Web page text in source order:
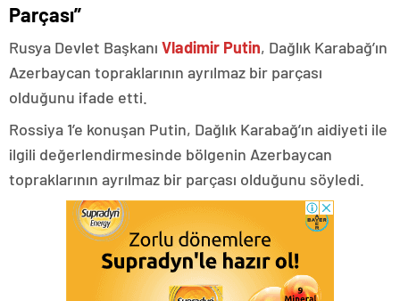
Parçası”
Rusya Devlet Başkanı Vladimir Putin, Dağlık Karabağ’ın
Azerbaycan topraklarının ayrılmaz bir parçası
olduğunu ifade etti.
Rossiya 1’e konuşan Putin, Dağlık Karabağ’ın aidiyeti ile
ilgili değerlendirmesinde bölgenin Azerbaycan
topraklarının ayrılmaz bir parçası olduğunu söyledi.